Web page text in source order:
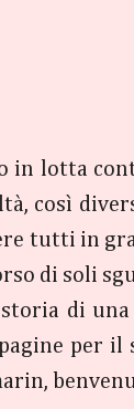
in lotta
così
tutti in
di soli
di
per il